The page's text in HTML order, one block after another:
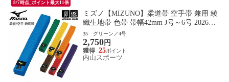
8/7時点_ポイント最大11倍
ミズノ【MIZUNO】柔道帯 空手帯 兼用 綾
織生地帯 色帯 帯幅42mm J号～6号 2026年
継続モデル【22JV9A18 帯 柔道 空手 空手
道 刺繍加工不可】【翌日配達対象】[自社]
35 グリーン／4号
2,750円
25
内山スポーツ